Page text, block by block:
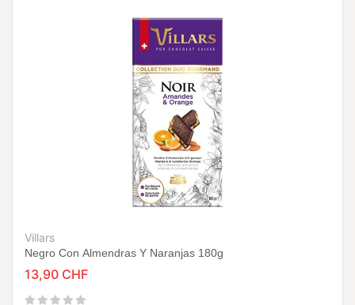
Villars
Negro Con Almendras Y Naranjas 180g
13,90 CHF